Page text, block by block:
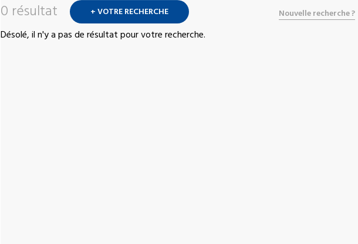
0 résultat + VOTRE RECHERCHE Nouvelle recherche ?
Désolé, il n'y a pas de résultat pour votre recherche.